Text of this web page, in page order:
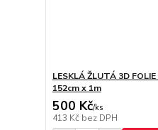
LESKLÁ ŽLUTÁ 3D
152cm x 1m
500 Kč/ks
413 Kč bez DPH